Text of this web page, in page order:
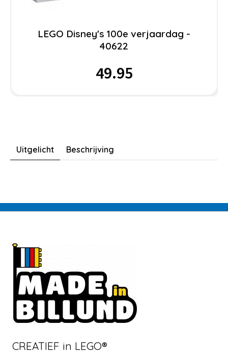
LEGO Disney's 100e verjaardag -
40622
49.95
Uitgelicht Beschrijving
CREATIEF in LEGO®